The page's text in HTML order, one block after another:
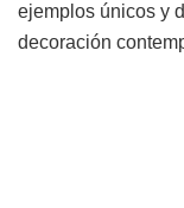
ejemplos únicos y
decoración